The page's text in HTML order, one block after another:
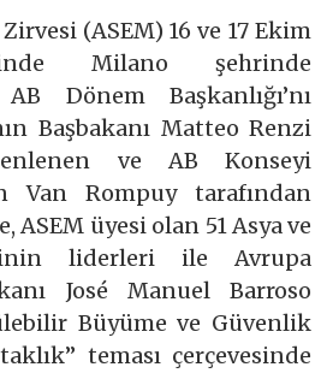
(ASEM) 16 ve 17 Ekim
Milano şehrinde
Dönem Başkanlığı’nı
Başbakanı Matteo Renzi
ve AB Konseyi
Van Rompuy tarafından
ASEM üyesi olan 51 Asya ve
liderleri ile Avrupa
José Manuel Barroso
Büyüme ve Güvenlik
teması çerçevesinde